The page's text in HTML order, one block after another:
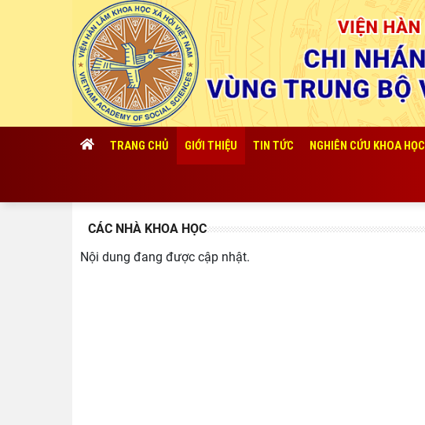
TRANG CHỦ GIỚI THIỆU TIN TỨC NGHIÊN CỨU KHOA HỌC
CÁC NHÀ KHOA HỌC
Nội dung đang được cập nhật.